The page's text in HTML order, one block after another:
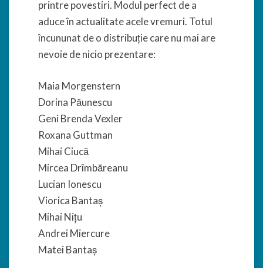
printre povestiri. Modul perfect de a
aduce în actualitate acele vremuri. Totul
încununat de o distribuție care nu mai are
nevoie de nicio prezentare:
Maia Morgenstern
Dorina Păunescu
Geni Brenda Vexler
Roxana Guttman
Mihai Ciucă
Mircea Drîmbăreanu
Lucian Ionescu
Viorica Bantaș
Mihai Nițu
Andrei Miercure
Matei Bantaș